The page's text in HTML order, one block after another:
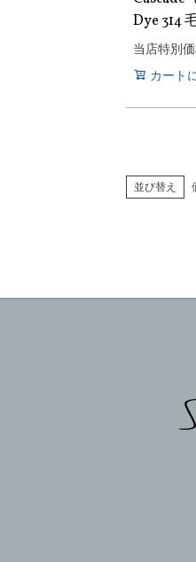
Dye 314
当店特別
カート
並び替え